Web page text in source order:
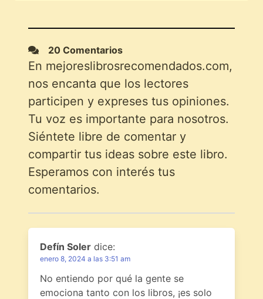
20 Comentarios
En mejoreslibrosrecomendados.com,
nos encanta que los lectores
participen y expreses tus opiniones.
Tu voz es importante para nosotros.
Siéntete libre de comentar y
compartir tus ideas sobre este libro.
Esperamos con interés tus
comentarios.
Defín Soler dice:
enero 8, 2024 a las 3:51 am
No entiendo por qué la gente se
emociona tanto con los libros, ¡es solo